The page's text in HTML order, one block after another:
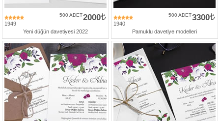
1949
2000
500 ADET
Yeni düğün davetiyesi 2022
1940
3300
500 ADET
Pamuklu davetiye modelleri